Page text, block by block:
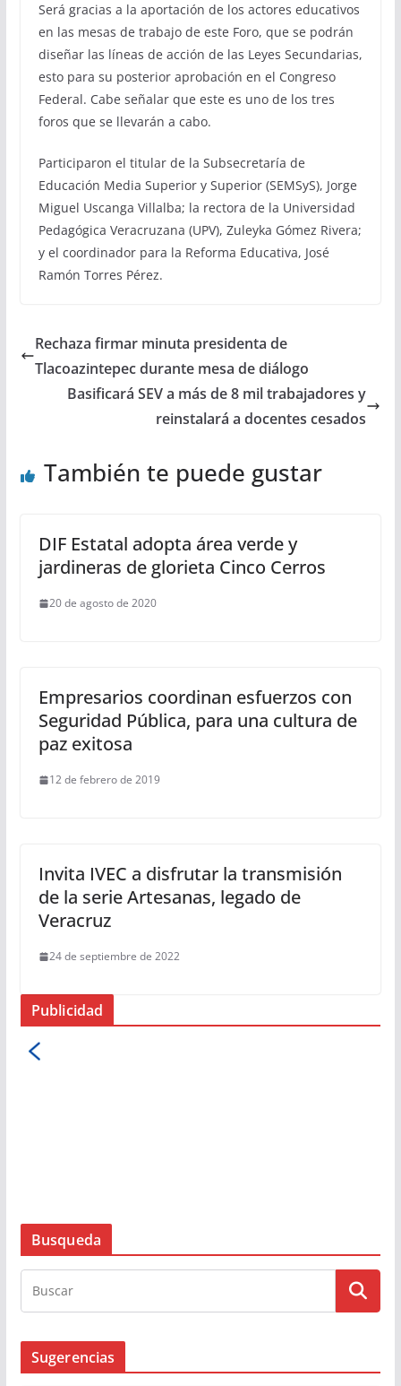
Será gracias a la aportación de los actores educativos
en las mesas de trabajo de este Foro, que se podrán
diseñar las líneas de acción de las Leyes Secundarias,
esto para su posterior aprobación en el Congreso
Federal. Cabe señalar que este es uno de los tres
foros que se llevarán a cabo.
Participaron el titular de la Subsecretaría de
Educación Media Superior y Superior (SEMSyS), Jorge
Miguel Uscanga Villalba; la rectora de la Universidad
Pedagógica Veracruzana (UPV), Zuleyka Gómez Rivera;
y el coordinador para la Reforma Educativa, José
Ramón Torres Pérez.
Rechaza firmar minuta presidenta de
Tlacoazintepec durante mesa de diálogo
Basificará SEV a más de 8 mil trabajadores y
reinstalará a docentes cesados
También te puede gustar
DIF Estatal adopta área verde y
jardineras de glorieta Cinco Cerros
20 de agosto de 2020
Empresarios coordinan esfuerzos con
Seguridad Pública, para una cultura de
paz exitosa
12 de febrero de 2019
Invita IVEC a disfrutar la transmisión
de la serie Artesanas, legado de
Veracruz
24 de septiembre de 2022
Publicidad
Busqueda
Sugerencias